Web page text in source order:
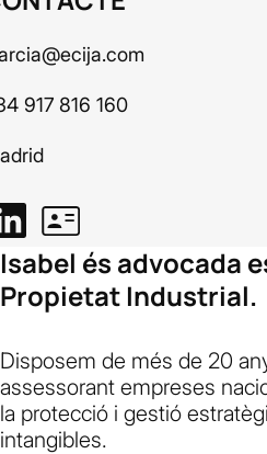
917 816 160
Isabel és advocada
Propietat Industrial.
Disposem de més de 20
assessorant empreses
la protecció i gestió
intangibles.